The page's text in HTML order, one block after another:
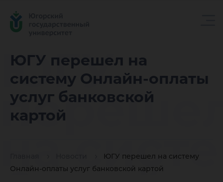
ЮГУ перешел на
систему Онлайн-оплаты
услуг банковской
картой
ЮГУ перешел на систему
Онлайн-оплаты услуг банковской картой
ЮГУ
на